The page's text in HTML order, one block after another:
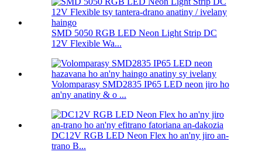
SMD 5050 RGB LED Neon Light Strip DC
12V Flexible Wa...
Volomparasy SMD2835 IP65 LED neon jiro ho
an'ny anatiny & o ...
DC12V RGB LED Neon Flex ho an'ny jiro an-
trano B...